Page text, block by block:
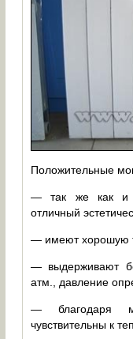
Положительные
— так же как и
отличный
— имеют хорошую
— выдерживают
атм., давление
— благодаря
чувствительны к